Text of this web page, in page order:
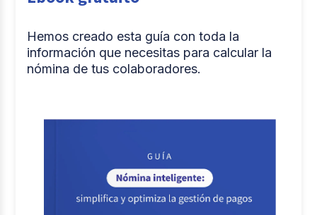
Hemos creado esta guía con toda la
información que necesitas para calcular la
nómina de tus colaboradores.